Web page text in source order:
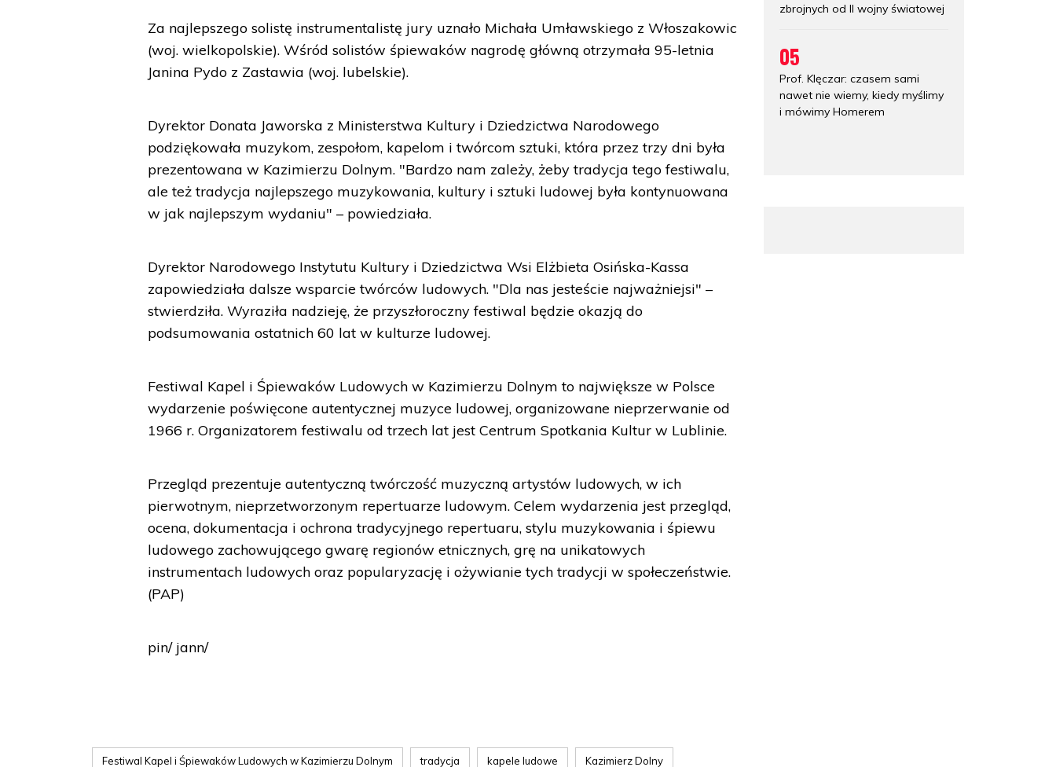
Za najlepszego solistę instrumentalistę jury uznało Michała Umławskiego z Włoszakowic
(woj. wielkopolskie). Wśród solistów śpiewaków nagrodę główną otrzymała 95-letnia
Janina Pydo z Zastawia (woj. lubelskie).
Dyrektor Donata Jaworska z Ministerstwa Kultury i Dziedzictwa Narodowego
podziękowała muzykom, zespołom, kapelom i twórcom sztuki, która przez trzy dni była
prezentowana w Kazimierzu Dolnym. "Bardzo nam zależy, żeby tradycja tego festiwalu,
ale też tradycja najlepszego muzykowania, kultury i sztuki ludowej była kontynuowana
w jak najlepszym wydaniu" – powiedziała.
Dyrektor Narodowego Instytutu Kultury i Dziedzictwa Wsi Elżbieta Osińska-Kassa
zapowiedziała dalsze wsparcie twórców ludowych. "Dla nas jesteście najważniejsi" –
stwierdziła. Wyraziła nadzieję, że przyszłoroczny festiwal będzie okazją do
podsumowania ostatnich 60 lat w kulturze ludowej.
Festiwal Kapel i Śpiewaków Ludowych w Kazimierzu Dolnym to największe w Polsce
wydarzenie poświęcone autentycznej muzyce ludowej, organizowane nieprzerwanie od
1966 r. Organizatorem festiwalu od trzech lat jest Centrum Spotkania Kultur w Lublinie.
Przegląd prezentuje autentyczną twórczość muzyczną artystów ludowych, w ich
pierwotnym, nieprzetworzonym repertuarze ludowym. Celem wydarzenia jest przegląd,
ocena, dokumentacja i ochrona tradycyjnego repertuaru, stylu muzykowania i śpiewu
ludowego zachowującego gwarę regionów etnicznych, grę na unikatowych
instrumentach ludowych oraz popularyzację i ożywianie tych tradycji w społeczeństwie.
(PAP)
pin/ jann/
Festiwal Kapel i Śpiewaków Ludowych w Kazimierzu Dolnym tradycja kapele ludowe Kazimierz Dolny
zbrojnych od II wojny światowej
05
Prof. Klęczar: czasem sami
nawet nie wiemy, kiedy myślimy
i mówimy Homerem